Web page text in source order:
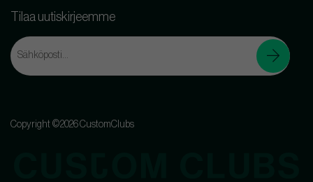
Tilaa uutiskirjeemme
Copyright ©2026 CustomClubs